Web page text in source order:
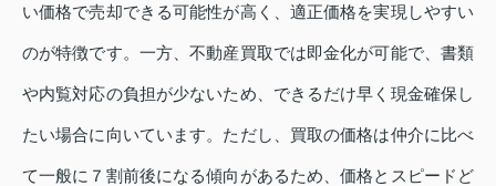
い価格で売却できる可能性が高く、適正価格を実現しやすい
のが特徴です。一方、不動産買取では即金化が可能で、書類
や内覧対応の負担が少ないため、できるだけ早く現金確保し
たい場合に向いています。ただし、買取の価格は仲介に比べ
て一般に７割前後になる傾向があるため、価格とスピードど